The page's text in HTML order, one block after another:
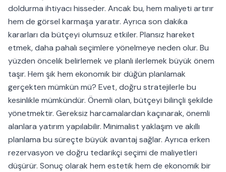
doldurma ihtiyacı hisseder. Ancak bu, hem maliyeti artırır
hem de görsel karmaşa yaratır. Ayrıca son dakika
kararları da bütçeyi olumsuz etkiler. Plansız hareket
etmek, daha pahalı seçimlere yönelmeye neden olur. Bu
yüzden öncelik belirlemek ve planlı ilerlemek büyük önem
taşır. Hem şık hem ekonomik bir düğün planlamak
gerçekten mümkün mü? Evet, doğru stratejilerle bu
kesinlikle mümkündür. Önemli olan, bütçeyi bilinçli şekilde
yönetmektir. Gereksiz harcamalardan kaçınarak, önemli
alanlara yatırım yapılabilir. Minimalist yaklaşım ve akıllı
planlama bu süreçte büyük avantaj sağlar. Ayrıca erken
rezervasyon ve doğru tedarikçi seçimi de maliyetleri
düşürür. Sonuç olarak hem estetik hem de ekonomik bir